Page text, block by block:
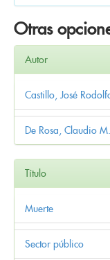
Otras
Autor
Castillo, José
De Rosa, Claudio M.
Título
Muerte
Sector público